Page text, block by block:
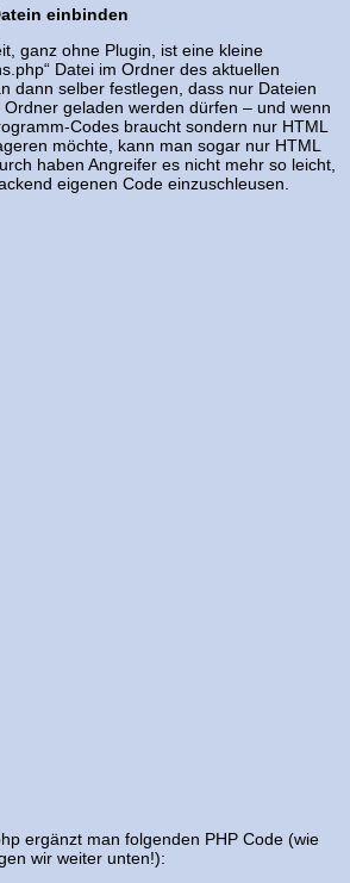
einbinden
ganz ohne Plugin, ist eine kleine
Datei im Ordner des aktuellen
dann selber festlegen, dass nur Dateien
geladen werden dürfen – und wenn
Codes braucht sondern nur HTML
möchte, kann man sogar nur HTML
haben Angreifer es nicht mehr so leicht,
eigenen Code einzuschleusen.
ergänzt man folgenden PHP Code (wie
wir weiter unten!):